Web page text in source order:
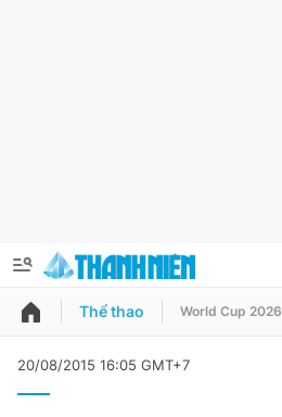
QUẢNG CÁO ĐẶT BÁO
Thể thao World Cup 2026
20/08/2015 16:05 GMT+7